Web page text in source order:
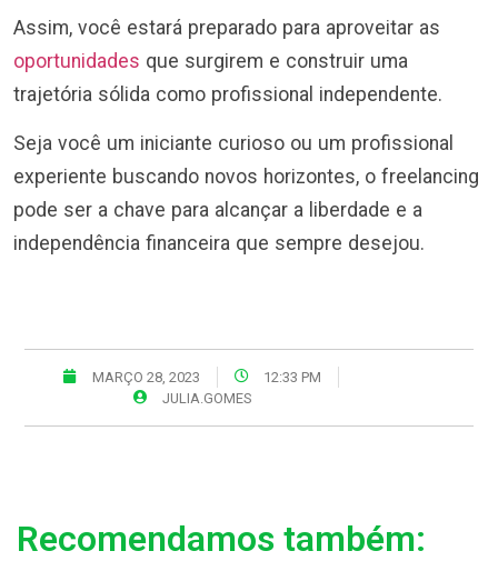
Assim, você estará preparado para aproveitar as
oportunidades que surgirem e construir uma
trajetória sólida como profissional independente.
Seja você um iniciante curioso ou um profissional
experiente buscando novos horizontes, o freelancing
pode ser a chave para alcançar a liberdade e a
independência financeira que sempre desejou.
MARÇO 28, 2023
12:33 PM
JULIA.GOMES
Recomendamos também: